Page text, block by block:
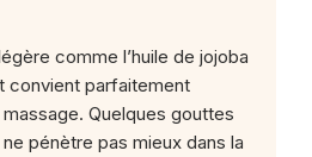
comme l’huile de jojoba
convient parfaitement
Quelques gouttes
pénètre pas mieux dans la